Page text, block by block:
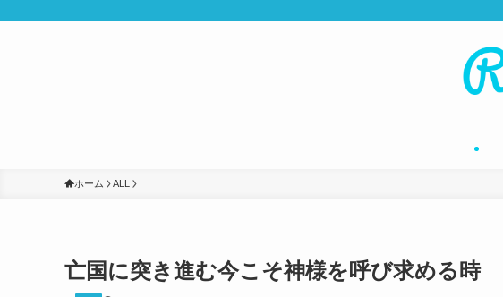
ホーム ALL
亡国に突き進む今こそ神様を呼び求める時